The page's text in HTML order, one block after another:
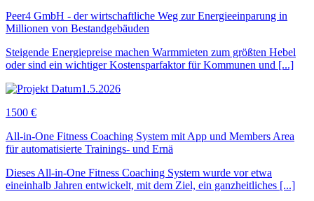
Peer4 GmbH - der wirtschaftliche Weg zur Energieeinparung in
Millionen von Bestandgebäuden
Steigende Energiepreise machen Warmmieten zum größten Hebel
oder sind ein wichtiger Kostensparfaktor für Kommunen und [...]
1.5.2026
1500 €
All-in-One Fitness Coaching System mit App und Members Area
für automatisierte Trainings- und Ernä
Dieses All-in-One Fitness Coaching System wurde vor etwa
eineinhalb Jahren entwickelt, mit dem Ziel, ein ganzheitliches [...]